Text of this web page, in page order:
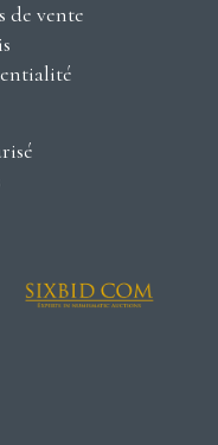
de vente